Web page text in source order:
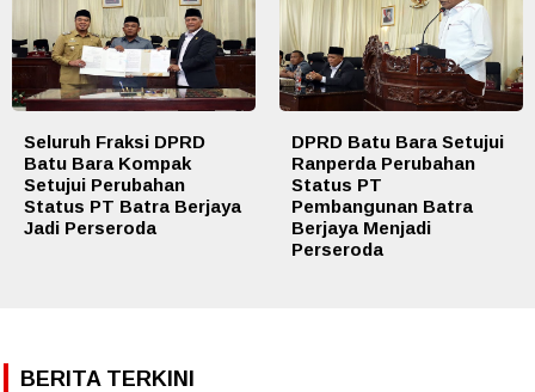
Seluruh Fraksi DPRD
Batu Bara Kompak
Setujui Perubahan
Status PT Batra Berjaya
Jadi Perseroda
DPRD Batu Bara Setujui
Ranperda Perubahan
Status PT
Pembangunan Batra
Berjaya Menjadi
Perseroda
BERITA TERKINI